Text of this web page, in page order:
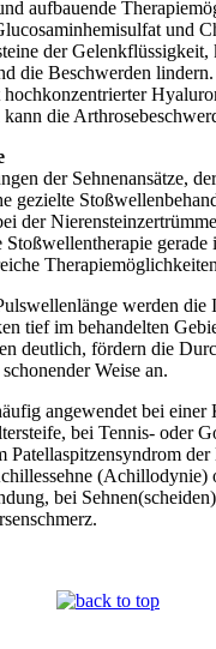
aufbauende
und
der Gelenkflüssigkeit,
die Beschwerden
die
der Sehnenansätze,
gezielte
der
gerade
werden die
tief im behandelten
deutlich, fördern die
Weise an.
angewendet bei einer
bei Tennis- oder
Patellaspitzensyndrom der
(Achillodynie)
bei